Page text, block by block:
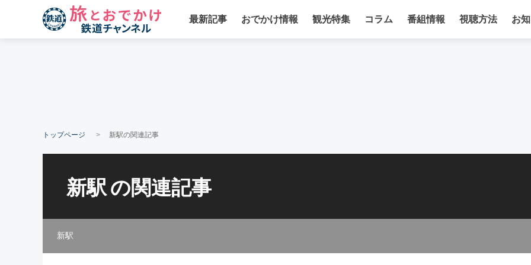
最新記事 おでかけ情報 観光特集 コラム 番組情報 視聴方法 お
トップページ 新駅の関連記事
新駅 の関連記事
新駅